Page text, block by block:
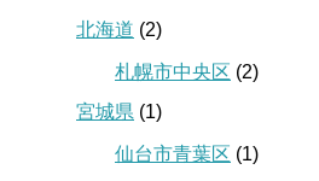
北海道 (2)
札幌市中央区 (2)
宮城県 (1)
仙台市青葉区 (1)